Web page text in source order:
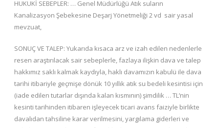
HUKUKİ SEBEPLER: … Genel Müdürlüğü Atık suların
Kanalizasyon Şebekesine Deşarj Yönetmeliği 2 vd sair yasal
mevzuat,
SONUÇ VE TALEP: Yukarıda kısaca arz ve izah edilen nedenlerle
resen araştırılacak sair sebeplerle, fazlaya ilişkin dava ve talep
hakkımız saklı kalmak kaydıyla, haklı davamızın kabulü ile dava
tarihi itibariyle geçmişe dönük 10 yıllık atık su bedeli kesintisi için
(iade edilen tutarlar dışında kalan kısmının) şimdilik … TL’nin
kesinti tarihinden itibaren işleyecek ticari avans faiziyle birlikte
davalıdan tahsiline karar verilmesini, yargılama giderleri ve